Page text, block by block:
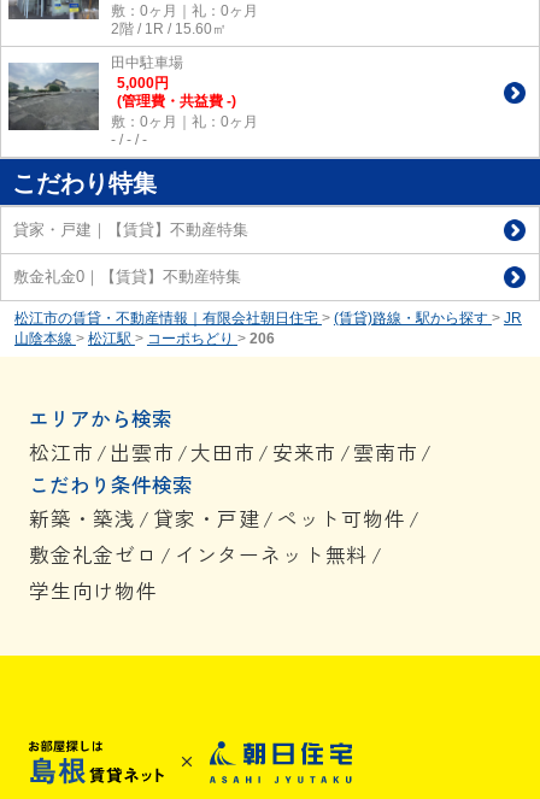
敷：0ヶ月｜礼：0ヶ月
2階 / 1R / 15.60㎡
田中駐車場
5,000円
(管理費・共益費 -)
敷：0ヶ月｜礼：0ヶ月
- / - / -
こだわり特集
貸家・戸建｜【賃貸】不動産特集
敷金礼金0｜【賃貸】不動産特集
松江市の賃貸・不動産情報｜有限会社朝日住宅 > (賃貸)路線・駅から探す > JR
山陰本線 > 松江駅 > コーポちどり > 206
エリアから検索
松江市 / 出雲市 /大田市 / 安来市 /雲南市 /
こだわり条件検索
新築・築浅 / 貸家・戸建/ ペット可物件 /
敷金礼金ゼロ / インターネット無料 /
学生向け物件